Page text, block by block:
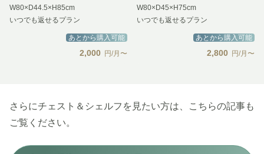
W80×D44.5×H85cm
いつでも返せるプラン
あとから購入可能
2,000 円/月〜
W80×D45×H75cm
いつでも返せるプラン
あとから購入可能
2,800 円/月〜
さらにチェスト＆シェルフを見たい方は、こちらの記事も
ご覧ください。